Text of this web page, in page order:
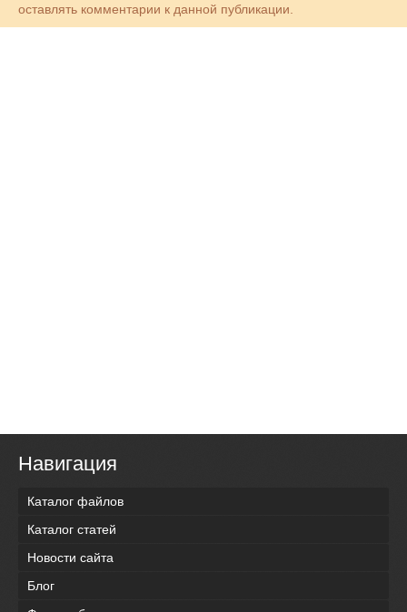
оставлять комментарии к данной публикации.
Навигация
Каталог файлов
Каталог статей
Новости сайта
Блог